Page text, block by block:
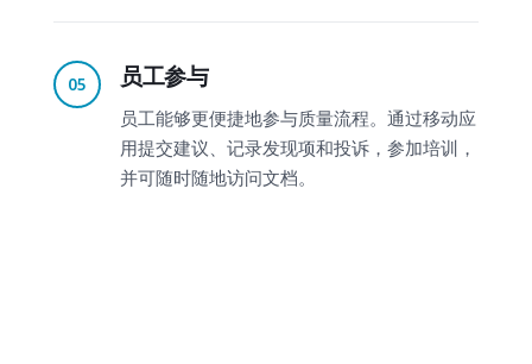
05 员工参与
员工能够更便捷地参与质量流程。通过移动应
用提交建议、记录发现项和投诉，参加培训，
并可随时随地访问文档。